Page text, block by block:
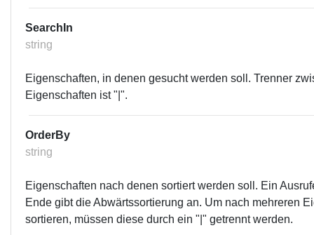
SearchIn
string
Eigenschaften, in denen gesucht werden soll. Trenner
Eigenschaften ist "|".
OrderBy
string
Eigenschaften nach denen sortiert werden soll. Ein
Ende gibt die Abwärtssortierung an. Um nach mehreren
sortieren, müssen diese durch ein "|" getrennt werden.